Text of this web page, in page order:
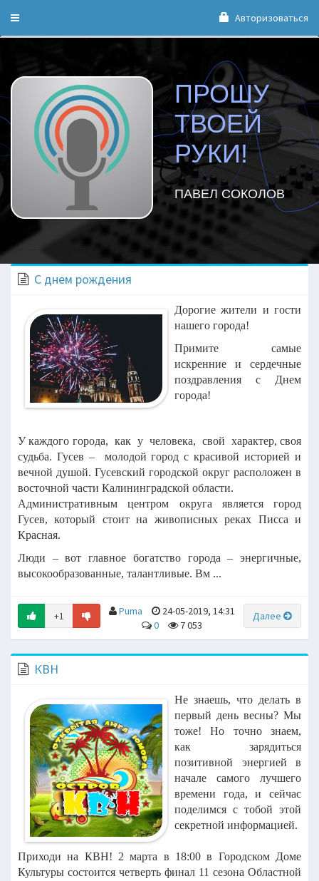
Toggle
Авторизоваться
ПРОШУ
ТВОЕЙ
РУКИ!
ПАВЕЛ СОКОЛОВ
С днем рождения
Дорогие жители и гости
нашего города!
Примите самые
искренние и сердечные
поздравления с Днем
города!
У каждого города, как у человека, свой характер, своя
судьба. Гусев – молодой город с красивой историей и
вечной душой. Гусевский городской округ расположен в
восточной части Калининградской области.
Административным центром округа является город
Гусев, который стоит на живописных реках Писса и
Красная.
Люди – вот главное богатство города – энергичные,
высокообразованные, талантливые. Вм ...
+1 Далее
Puma
24-05-2019, 14:31
0
7 053
КВН
Не знаешь, что делать в
первый день весны? Мы
тоже!Но точно знаем,
как зарядиться
позитивной энергией в
начале самого лучшего
времени года, и сейчас
поделимся с тобой этой
секретной информацией.
Приходи на КВН! 2 марта в 18:00 в Городском Доме
Культуры состоится четверть финал 11 сезона Областной